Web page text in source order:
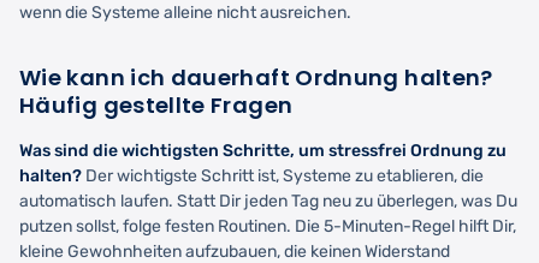
wenn die Systeme alleine nicht ausreichen.
Wie kann ich dauerhaft Ordnung halten?
Häufig gestellte Fragen
Was sind die wichtigsten Schritte, um stressfrei Ordnung zu
halten? Der wichtigste Schritt ist, Systeme zu etablieren, die
automatisch laufen. Statt Dir jeden Tag neu zu überlegen, was Du
putzen sollst, folge festen Routinen. Die 5-Minuten-Regel hilft Dir,
kleine Gewohnheiten aufzubauen, die keinen Widerstand